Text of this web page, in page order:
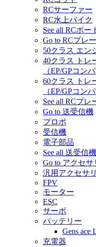
RCサーファー
RC水上バイク
See all RCボー
Go to RCプレ
50クラス エン
40クラス トレ
（EP/GPコン
60クラス トレ
（EP/GPコン
See all RCプレ
Go to 送受信機
プロポ
受信機
電子部品
See all 送受信機
Go to アクセサ
汎用アクセサ
FPV
モーター
ESC
サーボ
バッテリー
Gens ace
充電器